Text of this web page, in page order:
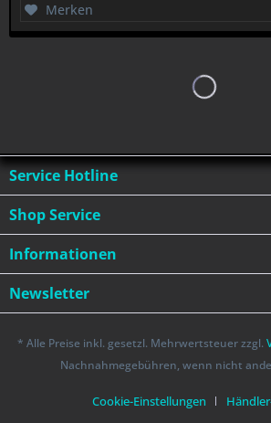
Merken
Service Hotline
Shop Service
Informationen
Newsletter
* Alle Preise inkl. gesetzl. Mehrwertsteuer zzgl.
Nachnahmegebühren, wenn nicht
Cookie-Einstellungen